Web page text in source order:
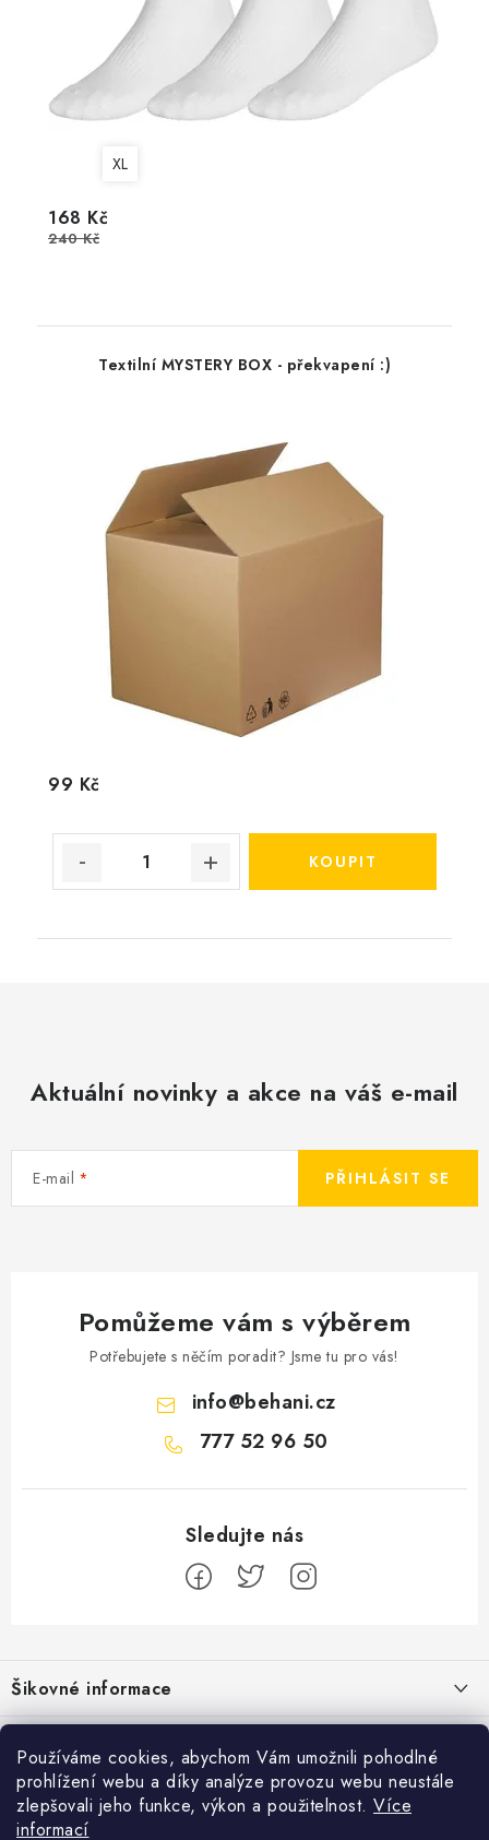
Používáme cookies, abychom Vám umožnili pohodlné
prohlížení webu a díky analýze provozu webu neustále
zlepšovali jeho funkce, výkon a použitelnost. Více
informací
XL
168 Kč
240 Kč
Textilní MYSTERY BOX - překvapení :)
99 Kč
Aktuální novinky a akce na váš e-mail
E-mail PŘIHLÁSIT SE
Pomůžeme vám s výběrem
Potřebujete s něčím poradit? Jsme tu pro vás!
info@behani.cz
777 52 96 50
á
p
a
Šikovné informace
Ceník dopravy
Moje objednávka
Jak vyměnit nebo vrátit zboží
Běžecké zajímavosti
Proč jít běhat právě o víkendu?
Přijímáme online platby